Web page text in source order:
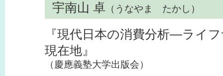
宇南山 卓 （うなやま たかし）
『現代日本の消費分析―ライ
現在地』
（慶應義塾大学出版会）